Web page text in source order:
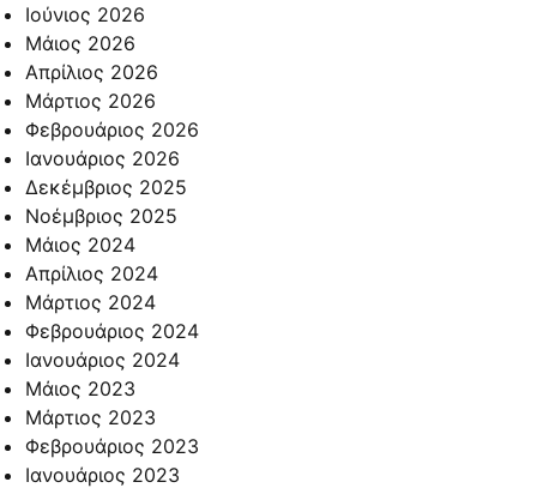
Ιούνιος 2026
Μάιος 2026
Απρίλιος 2026
Μάρτιος 2026
Φεβρουάριος 2026
Ιανουάριος 2026
Δεκέμβριος 2025
Νοέμβριος 2025
Μάιος 2024
Απρίλιος 2024
Μάρτιος 2024
Φεβρουάριος 2024
Ιανουάριος 2024
Μάιος 2023
Μάρτιος 2023
Φεβρουάριος 2023
Ιανουάριος 2023